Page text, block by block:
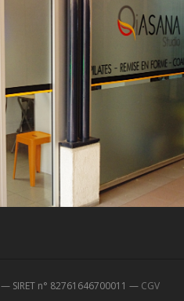
— SIRET n° 82761646700011 — CGV